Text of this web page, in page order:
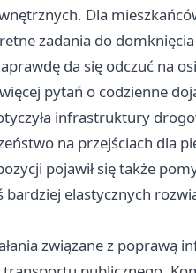
Dla
zadania do
da się odczuć na
pytań o codzienne
infrastruktury
na przejściach dla
pojawił się także
bardziej elastycznych
związane z